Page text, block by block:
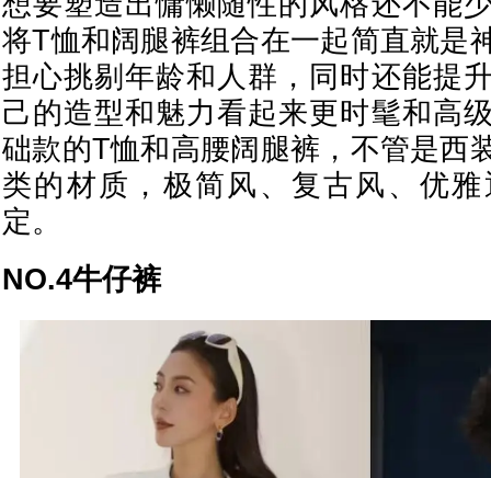
将T恤和阔腿裤组合在一起简直就是
担心挑剔年龄和人群，同时还能提
己的造型和魅力看起来更时髦和高
础款的T恤和高腰阔腿裤，不管是西
类的材质，极简风、复古风、优
定。
NO.4牛仔裤